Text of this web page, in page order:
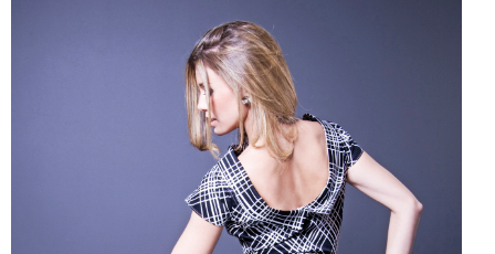
OUTFIT
BEAUTY
TRAVEL
PARTIES
CELEB